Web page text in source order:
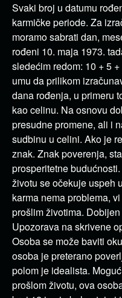
Svaki broj u datumu
karmičke periode. Za
moramo sabrati dan,
rođeni 10. maja 1973.
sledećim redom: 10 + 5
umu da prilikom
dana rođenja, u primeru
kao celinu. Na osnovu
presudne promene, ali i
sudbinu u celini. Ako je
znak. Znak poverenja,
prosperitetne
životu se očekuje uspeh
karma nema problema,
prošlim životima.
Upozorava na skrivene
Osoba se može baviti
osoba je preterano
polom je idealista.
prošlom životu, ova